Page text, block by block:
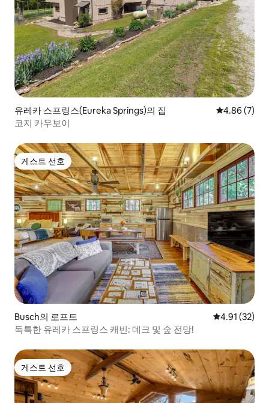
유레카 스프링스(Eureka Springs)의 집 평점 4.86점
4.86 (7)
코지 카우보이
게스트 선호
게스트 선호
Busch의 로프트 평점 4.91점
4.91 (32)
독특한 유레카 스프링스 캐빈: 데크 및 숲 전망!
게스트 선호
게스트 선호